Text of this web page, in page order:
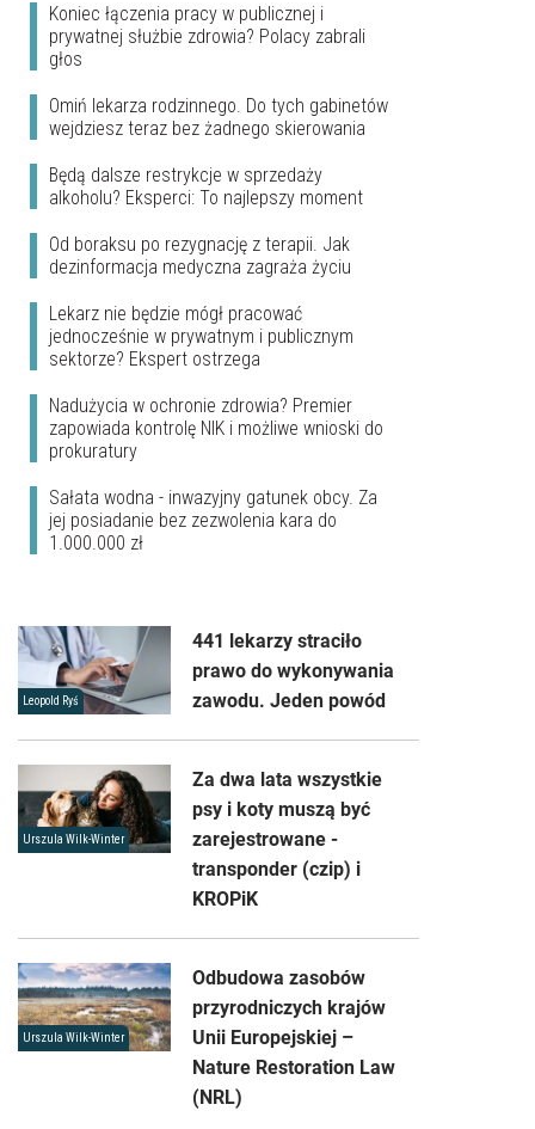
Koniec łączenia pracy w publicznej i
prywatnej służbie zdrowia? Polacy zabrali
głos
Omiń lekarza rodzinnego. Do tych gabinetów
wejdziesz teraz bez żadnego skierowania
Będą dalsze restrykcje w sprzedaży
alkoholu? Eksperci: To najlepszy moment
Od boraksu po rezygnację z terapii. Jak
dezinformacja medyczna zagraża życiu
Lekarz nie będzie mógł pracować
jednocześnie w prywatnym i publicznym
sektorze? Ekspert ostrzega
Nadużycia w ochronie zdrowia? Premier
zapowiada kontrolę NIK i możliwe wnioski do
prokuratury
Sałata wodna - inwazyjny gatunek obcy. Za
jej posiadanie bez zezwolenia kara do
1.000.000 zł
Leopold Ryś
441 lekarzy straciło
prawo do wykonywania
zawodu. Jeden powód
Urszula Wilk-Winter
Za dwa lata wszystkie
psy i koty muszą być
zarejestrowane -
transponder (czip) i
KROPiK
Urszula Wilk-Winter
Odbudowa zasobów
przyrodniczych krajów
Unii Europejskiej –
Nature Restoration Law
(NRL)